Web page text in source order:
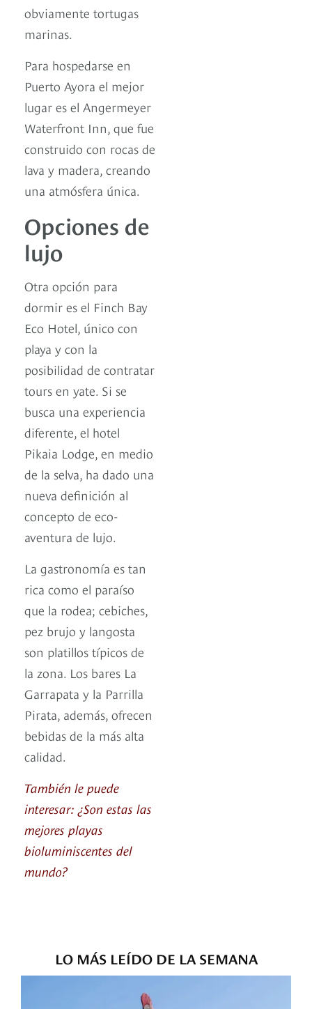
obviamente tortugas
marinas.
Para hospedarse en
Puerto Ayora el mejor
lugar es el Angermeyer
Waterfront Inn, que fue
construido con rocas de
lava y madera, creando
una atmósfera única.
Opciones de
lujo
Otra opción para
dormir es el Finch Bay
Eco Hotel, único con
playa y con la
posibilidad de contratar
tours en yate. Si se
busca una experiencia
diferente, el hotel
Pikaia Lodge, en medio
de la selva, ha dado una
nueva definición al
concepto de eco-
aventura de lujo.
La gastronomía es tan
rica como el paraíso
que la rodea; cebiches,
pez brujo y langosta
son platillos típicos de
la zona. Los bares La
Garrapata y la Parrilla
Pirata, además, ofrecen
bebidas de la más alta
calidad.
También le puede
interesar: ¿Son estas las
mejores playas
bioluminiscentes del
mundo?
LO MÁS LEÍDO DE LA SEMANA